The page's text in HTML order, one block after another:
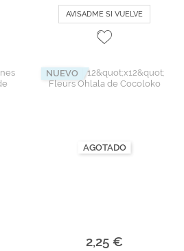
AVISADME SI VUELVE
AGOTADO
NUEVO
2,25 €